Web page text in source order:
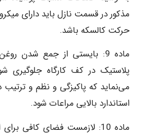
مذکور در قسمت نازل باید دارای
حرکت کالسکه باشد.
ماده‌ 9: بایستی از جمع شدن
پلاستیک در کف کارگاه جلوگیری
می‌نماید که پاکیزگی و نظم و ترتیب
استاندارد بالایی مراعات شود.
ماده‌ 10: لازمست فضای کافی